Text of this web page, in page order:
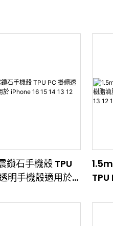
鑽石手機殼 TPU
明手機殼適用於
TPU
11